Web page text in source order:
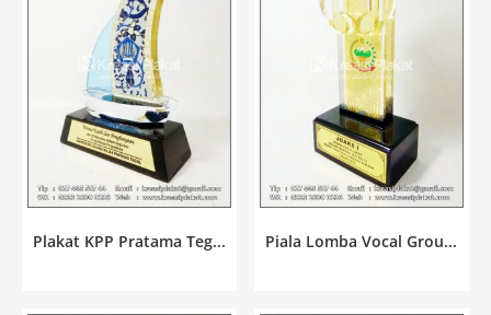
Plakat KPP Pratama Teg... Piala Lomba Vocal Grou...